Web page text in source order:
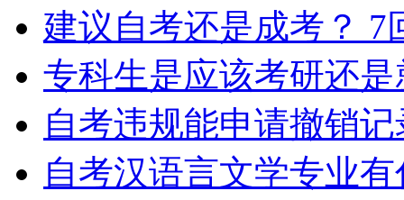
建议自考还是成考？ 7
专科生是应该考研还
自考违规能申请撤销
自考汉语言文学专业